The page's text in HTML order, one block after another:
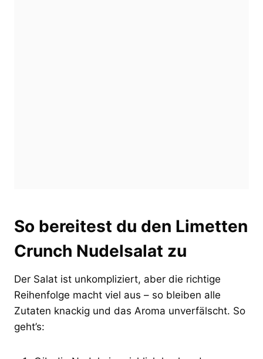
So bereitest du den Limetten
Crunch Nudelsalat zu
Der Salat ist unkompliziert, aber die richtige
Reihenfolge macht viel aus – so bleiben alle
Zutaten knackig und das Aroma unverfälscht. So
geht’s: